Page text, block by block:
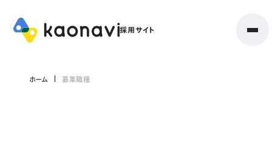
ホーム 募集職種